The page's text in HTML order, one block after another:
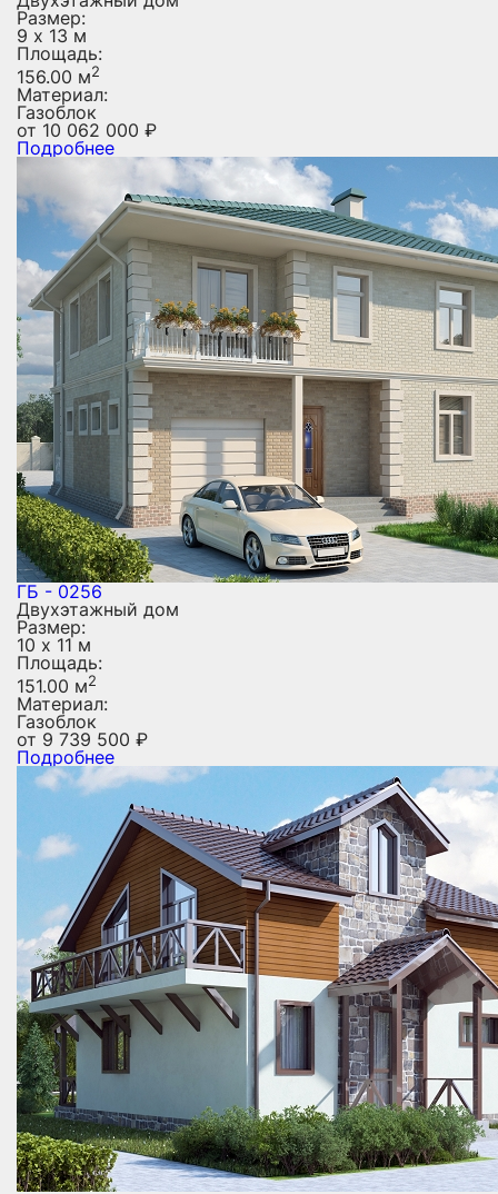
Размер:
9 х 13 м
Площадь:
156.00 м2
Материал:
Газоблок
от 10 062 000 ₽
Подробнее
ГБ - 0256
Двухэтажный дом
Размер:
10 х 11 м
Площадь:
151.00 м2
Материал:
Газоблок
от 9 739 500 ₽
Подробнее